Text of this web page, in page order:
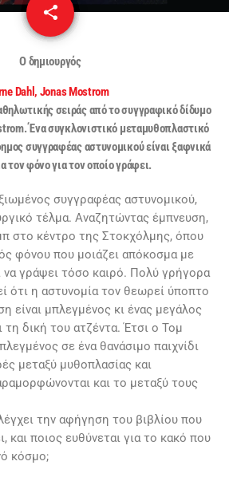
share
email
Ο δημιουργός
Dahl, Jonas Mostrom
σειράς από το συγγραφικό δίδυμο
Ένα συγκλονιστικό μεταμυθοπλαστικό
συγγραφέας αστυνομικού είναι ξαφνικά
τον φόνο για τον οποίο γράφει.
συγγραφέας αστυνομικού,
τέλμα. Αναζητώντας έμπνευση,
στο κέντρο της Στοκχόλμης, όπου
φόνου που μοιάζει απόκοσμα με
γράψει τόσο καιρό. Πολύ γρήγορα
ότι η αστυνομία τον θεωρεί ύποπτο
είναι μπλεγμένος κι ένας μεγάλος
τη δική του ατζέντα. Έτσι ο Τομ
σε ένα θανάσιμο παιχνίδι
μεταξύ μυθοπλασίας και
και το μεταξύ τους
την αφήγηση του βιβλίου που
και ποιος ευθύνεται για το κακό που
κόσμο;